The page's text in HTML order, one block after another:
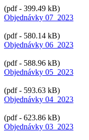
(pdf - 399.49 kB)
Objednávky 07_2023
(pdf - 580.14 kB)
Objednávky 06_2023
(pdf - 588.96 kB)
Objednávky 05_2023
(pdf - 593.63 kB)
Objednávky 04_2023
(pdf - 623.86 kB)
Objednávky 03_2023